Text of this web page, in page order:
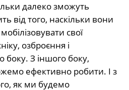
далеко зможуть
від того, наскільки вони
свої
озброєння і
боку. З іншого боку,
ефективно робити. І з
як ми будемо